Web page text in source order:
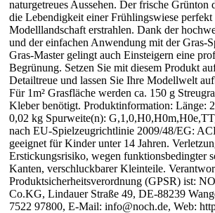
naturgetreues Aussehen. Der frische Grünton
die Lebendigkeit einer Frühlingswiese perfekt
Modelllandschaft erstrahlen. Dank der
und der einfachen Anwendung mit der Gras-
Gras-Master gelingt auch Einsteigern eine
Begrünung. Setzen Sie mit diesem Produkt
Detailtreue und lassen Sie Ihre Modellwelt
Für 1m² Grasfläche werden ca. 150 g
Kleber benötigt. Produktinformation: Länge:
0,02 kg Spurweite(n):
nach EU-Spielzeugrichtlinie 2009/48/EG:
geeignet für Kinder unter 14 Jahren.
Erstickungsrisiko, wegen funktionsbedingter
Kanten, verschluckbarer Kleinteile.
Produktsicherheitsverordnung (GPSR) ist:
Co.KG, Lindauer Straße 49, DE-88239
7522 97800, E-Mail: info@noch.de, Web: